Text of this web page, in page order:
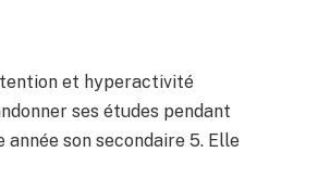
et hyperactivité
ses études pendant
son secondaire 5. Elle